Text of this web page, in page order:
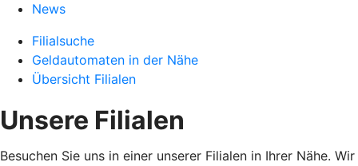
News
Filialsuche
Geldautomaten in der Nähe
Übersicht Filialen
Unsere Filialen
Besuchen Sie uns in einer unserer Filialen in Ihrer Nähe. Wir